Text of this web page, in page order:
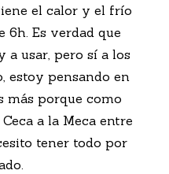
el calor y el frío
6h. Es verdad que
usar, pero sí a los
estoy pensando en
más porque como
a la Meca entre
tener todo por